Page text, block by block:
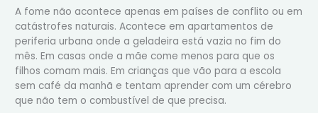
A fome não acontece apenas em países de conflito ou em
catástrofes naturais. Acontece em apartamentos de
periferia urbana onde a geladeira está vazia no fim do
mês. Em casas onde a mãe come menos para que os
filhos comam mais. Em crianças que vão para a escola
sem café da manhã e tentam aprender com um cérebro
que não tem o combustível de que precisa.